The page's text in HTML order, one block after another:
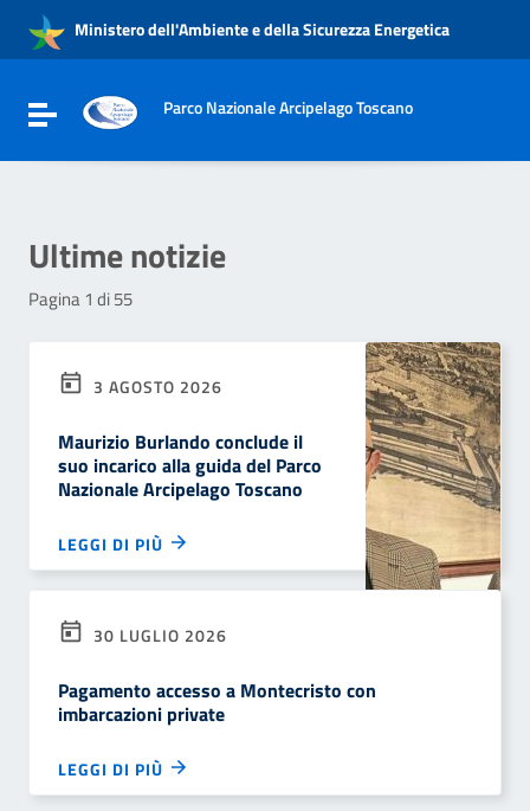
Vai al menu di navigazione
Vai al footer
Ministero dell'Ambiente e della Sicurezza Energetica
Attiva / disattiva la navigazione
Parco Nazionale Arcipelago Toscano
Ultime notizie
Pagina 1 di 55
3 AGOSTO 2026
Maurizio Burlando conclude il
suo incarico alla guida del Parco
Nazionale Arcipelago Toscano
LEGGI DI PIÙ
30 LUGLIO 2026
Pagamento accesso a Montecristo con
imbarcazioni private
LEGGI DI PIÙ